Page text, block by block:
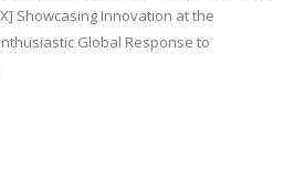
Showcasing Innovation at the
Global Response to